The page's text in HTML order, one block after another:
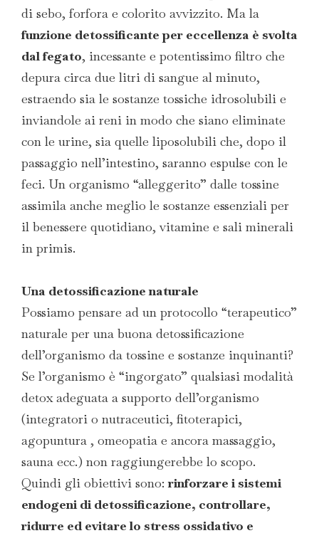
di sebo, forfora e colorito avvizzito. Ma la
funzione detossificante per eccellenza è svolta
dal fegato, incessante e potentissimo filtro che
depura circa due litri di sangue al minuto,
estraendo sia le sostanze tossiche idrosolubili e
inviandole ai reni in modo che siano eliminate
con le urine, sia quelle liposolubili che, dopo il
passaggio nell’intestino, saranno espulse con le
feci. Un organismo “alleggerito” dalle tossine
assimila anche meglio le sostanze essenziali per
il benessere quotidiano, vitamine e sali minerali
in primis.
Una detossificazione naturale
Possiamo pensare ad un protocollo “terapeutico”
naturale per una buona detossificazione
dell’organismo da tossine e sostanze inquinanti?
Se l’organismo è “ingorgato” qualsiasi modalità
detox adeguata a supporto dell’organismo
(integratori o nutraceutici, fitoterapici,
agopuntura , omeopatia e ancora massaggio,
sauna ecc.) non raggiungerebbe lo scopo.
Quindi gli obiettivi sono:rinforzare i sistemi
endogeni di detossificazione, controllare,
ridurre ed evitare lo stress ossidativo e